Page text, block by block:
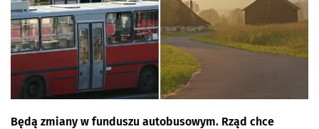
Będą zmiany w funduszu autobusowym. Rząd chce